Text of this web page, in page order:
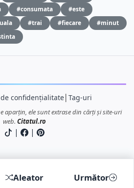
Aleator Următor
#consumata
#este
#trai #fiecare
#minut
confidențialitate│ Tag-uri
aparțin, ele sunt extrase din cărți și site-uri
web. Citatul.ro
| |